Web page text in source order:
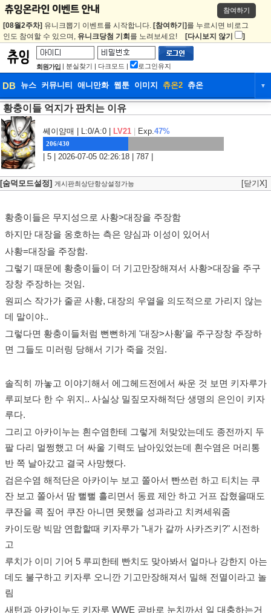
참여하기
[08월2주차] 유니크뽑기 이벤트를 시작합니다. [참여하기] 를 누르시면 비로그
인도 참여할 수 있으며, 유니크당첨 기회 를 노려보세요! [다시보지 않기 ]
회원가입 | 분실찾기 | 다크모드 | 로그인유지
DB 뉴스 커뮤니티 애니만화 웹툰 이미지 츄온2 츄온 ▼
DB 뉴스
웹툰 이미지 츄온2
황충이들 억지가 판치는 이유
쎄이얌매 | L:0/A:0 | LV21 Exp.47%
206/430
| 5 | 2026-07-05 02:26:18 | 787 |
[숨덕모드설정] 게시판최상단항상설정가능 [닫기X]
황충이들은 무지성으로 사황>대장을 주장함
하지만 대장을 옹호하는 측은 양심과 이성이 있어서
사황=대장을 주장함.
그렇기 때문에 황충이들이 더 기고만장해져서 사황>대장을 주구
장창 주장하는 것임.
원피스 작가가 줄곧 사황, 대장의 우열을 의도적으로 가리지 않는
데 말이야..
그렇다면 황충이들처럼 뻔뻔하게 '대장>사황'을 주구장창 주장하
면 그들도 미러링 당해서 기가 죽을 것임.
솔직히 까놓고 이야기해서 에그헤드전에서 싸운 것 보면 키자루가
루피보다 한 수 위지.. 사실상 밀짚모자해적단 생명의 은인이 키자
루다.
그리고 아카이누는 흰수염한테 그렇게 처맞았는데도 종전까지 두
팔 다리 멀쩡했고 더 싸울 기력도 남아있었는데 흰수염은 머리통
반 쪽 날아갔고 결국 사망했다.
검은수염 해적단은 아카이누 보고 쫄아서 빤쓰런 하고 티치는 쿠
잔 보고 쫄아서 땀 뻘뻘 흘리면서 동료 제안 하고 거프 잡혔을때도
쿠잔을 콕 짚어 쿠잔 아니면 못했을 성과라고 치켜세워줌
카이도랑 빅맘 연합할때 키자루가 "내가 갈까 사카즈키?" 시전하
고
루치가 이미 기어 5 루피한테 빤치도 맞아봐서 얼마나 강한지 아는
데도 불구하고 키자루 오니깐 기고만장해져서 밀해 전멸이라고 놀
림
새턴과 아카이누도 키자루 WWE 곧바로 눈치까서 일 대충하는거